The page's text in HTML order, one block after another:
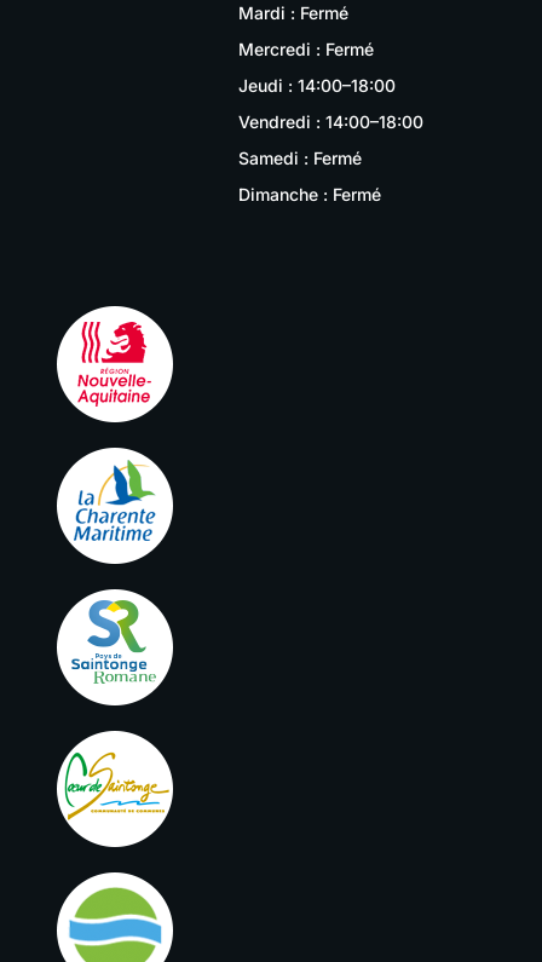
Mardi : Fermé
Mercredi : Fermé
Jeudi : 14:00–18:00
Vendredi : 14:00–18:00
Samedi : Fermé
Dimanche : Fermé